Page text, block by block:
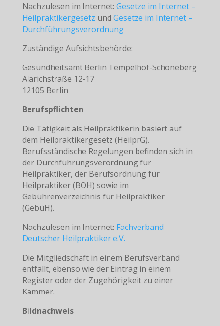
Nachzulesen im Internet: Gesetze im Internet –
Heilpraktikergesetz und Gesetze im Internet –
Durchführungsverordnung
Zuständige Aufsichtsbehörde:
Gesundheitsamt Berlin Tempelhof-Schöneberg
Alarichstraße 12-17
12105 Berlin
Berufspflichten
Die Tätigkeit als Heilpraktikerin basiert auf
dem Heilpraktikergesetz (HeilprG).
Berufsständische Regelungen befinden sich in
der Durchführungsverordnung für
Heilpraktiker, der Berufsordnung für
Heilpraktiker (BOH) sowie im
Gebührenverzeichnis für Heilpraktiker
(GebüH).
Nachzulesen im Internet: Fachverband
Deutscher Heilpraktiker e.V.
Die Mitgliedschaft in einem Berufsverband
entfällt, ebenso wie der Eintrag in einem
Register oder der Zugehörigkeit zu einer
Kammer.
Bildnachweis